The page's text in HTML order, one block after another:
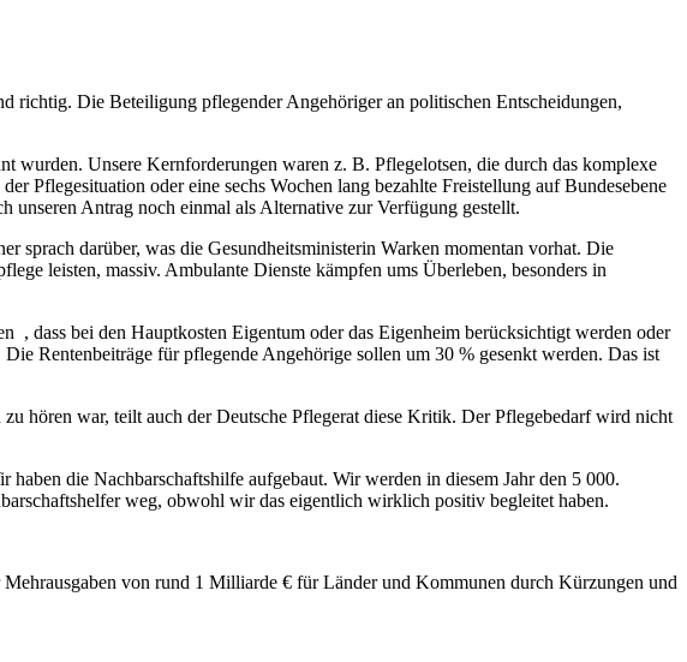
richtig. Die Beteiligung pflegender Angehöriger an politischen Entscheidungen,
wurden. Unsere Kernforderungen waren z. B. Pflegelotsen, die durch das komplexe
Pflegesituation oder eine sechs Wochen lang bezahlte Freistellung auf Bundesebene
unseren Antrag noch einmal als Alternative zur Verfügung gestellt.
sprach darüber, was die Gesundheitsministerin Warken momentan vorhat. Die
leisten, massiv. Ambulante Dienste kämpfen ums Überleben, besonders in
dass bei den Hauptkosten Eigentum oder das Eigenheim berücksichtigt werden oder
Rentenbeiträge für pflegende Angehörige sollen um 30 % gesenkt werden. Das ist
hören war, teilt auch der Deutsche Pflegerat diese Kritik. Der Pflegebedarf wird nicht
die Nachbarschaftshilfe aufgebaut. Wir werden in diesem Jahr den 5 000.
weg, obwohl wir das eigentlich wirklich positiv begleitet haben.
von rund 1 Milliarde € für Länder und Kommunen durch Kürzungen und